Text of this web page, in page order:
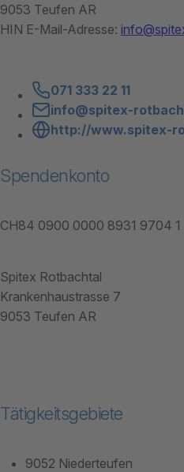
9053 Teufen AR
HIN E-Mail-Adresse:
071 333 22 11
info@spitex-
http://www.spitex-
Spendenkonto
CH84 0900 0000 8931 9704 1
Spitex Rotbachtal
Krankenhaustrasse 7
9053 Teufen AR
Tätigkeitsgebiete
9052 Niederteufen